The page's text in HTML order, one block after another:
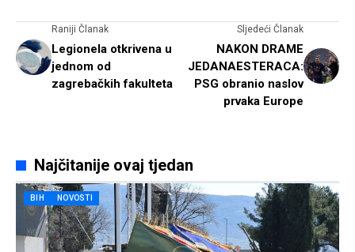
Raniji Članak
Legionela otkrivena u
jednom od
zagrebačkih fakulteta
Sljedeći Članak
NAKON DRAME
JEDANAESTERACA:
PSG obranio naslov
prvaka Europe
Najčitanije ovaj tjedan
BIH NOVOSTI